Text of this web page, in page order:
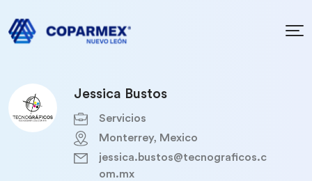
Jessica Bustos
Servicios
Monterrey, Mexico
jessica.bustos@tecnograficos.c
om.mx